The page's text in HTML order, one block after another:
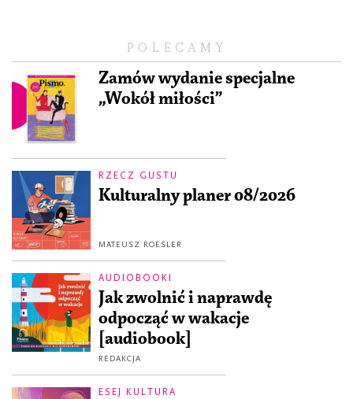
POLECAMY
Zamów wydanie specjalne
„Wokół miłości”
RZECZ GUSTU
Kulturalny planer 08/2026
MATEUSZ ROESLER
AUDIOBOOKI
Jak zwolnić i naprawdę
odpocząć w wakacje
[audiobook]
REDAKCJA
ESEJ KULTURA